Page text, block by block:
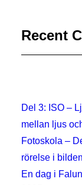
Recent
Del 3: ISO –
mellan ljus
Fotoskola –
rörelse i bilden
En dag i